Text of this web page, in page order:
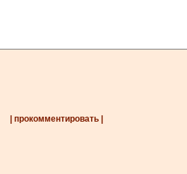
| прокомментировать |